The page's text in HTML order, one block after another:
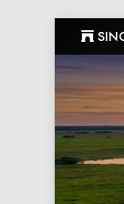
to
content